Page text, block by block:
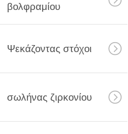
βολφραμίου
Ψεκάζοντας στόχοι
σωλήνας ζιρκονίου